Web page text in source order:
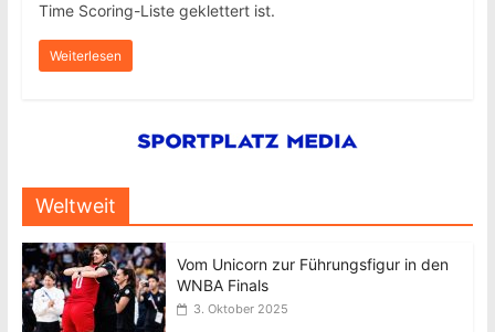
Time Scoring-Liste geklettert ist.
Weiterlesen
Weltweit
Vom Unicorn zur Führungsfigur in den
WNBA Finals
3. Oktober 2025